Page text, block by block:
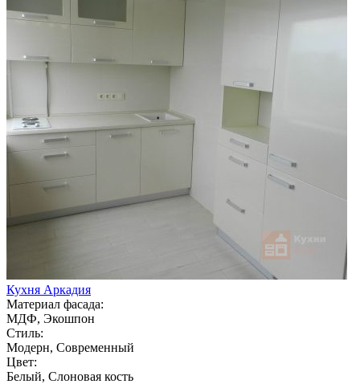
Кухня Аркадия
Материал фасада:
МДФ, Экошпон
Стиль:
Модерн, Современный
Цвет:
Белый, Слоновая кость